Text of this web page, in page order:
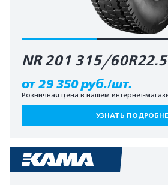
NR 201 315/60R22.5
от 29 350 руб./шт.
Розничная цена в нашем интернет-
УЗНАТЬ